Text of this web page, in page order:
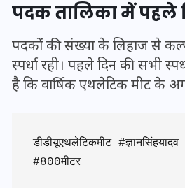
पदक तालिका में पहले
पदकों की संख्या के लिहाज से
स्पर्धा रही। पहले दिन की सभी
है कि वार्षिक एथलेटिक मीट के
डीडीयूएथलेटिकमीट
#800मीटर